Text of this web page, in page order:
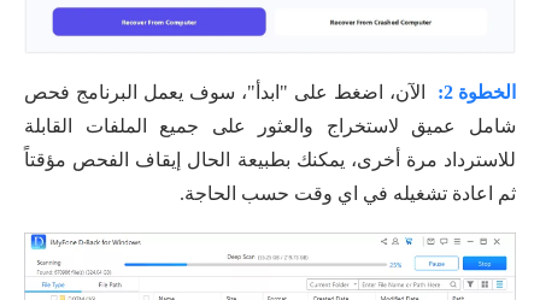
الخطوة 2:
الآن، اضغط على "ابدأ"، سوف يعمل البرنامج فحص
شامل عميق لاستخراج والعثور على جميع الملفات القابلة
للاسترداد مرة أخرى، يمكنك بطبيعة الحال إيقاف الفحص مؤقتاً
ثم اعادة تشغيله في اي وقت حسب الحاجة.